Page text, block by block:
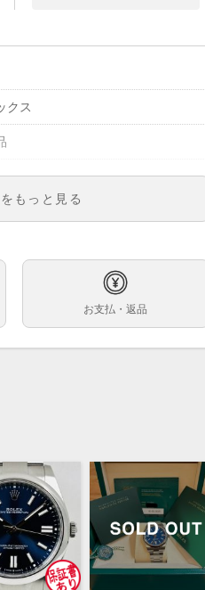
クス
証書(並行:2017年5月印)・ホワイト
スタグ・冊子
キズのない綺麗なお品物です。
ターパーペチュアル39mmダークロ
もっと見る
お支払・返品